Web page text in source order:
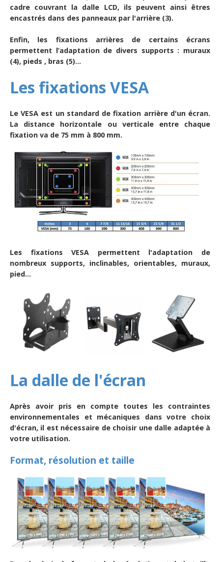
cadre couvrant la dalle LCD, ils peuvent ainsi êtres
encastrés dans des panneaux par l'arrière (3).
Enfin, les fixations arrières de certains écrans
permettent l’adaptation de divers supports : muraux
(4), pieds , bras (5)...
Les fixations VESA
Le VESA est un standard de fixation arrière d'un écran.
La distance horizontale ou verticale entre chaque
fixation va de 75 mm à 800 mm.
Les fixations VESA permettent l'adaptation de
nombreux supports, inclinables, orientables, muraux,
pied...
La dalle de l'écran
Après avoir pris en compte toutes les contraintes
environnementales et mécaniques dans votre choix
d'écran, il est nécessaire de choisir une dalle adaptée à
votre utilisation.
Format, résolution et taille